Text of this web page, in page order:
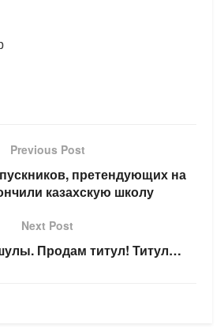
Previous Post
претендующих на
казахскую школу
Next Post
Продам титул! Титул…